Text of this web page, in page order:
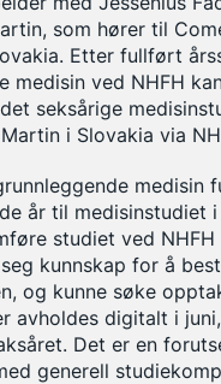
som hører til
Etter fullført
medisin ved NHFH
seksårige
i Slovakia via
medisin
år til medisinstudiet i
studiet ved
kunnskap for å
og kunne søke
avholdes digitalt i
Det er en
generell